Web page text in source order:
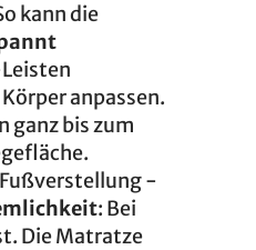
kann die
anpassen.
ganz bis zum
-
: Bei
Die Matratze